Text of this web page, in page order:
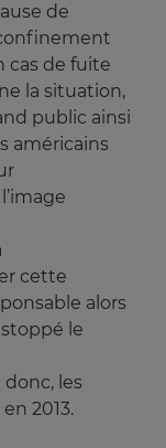
de
cas de fuite
la situation,
public ainsi
américains
cette
alors
le
les
2013.